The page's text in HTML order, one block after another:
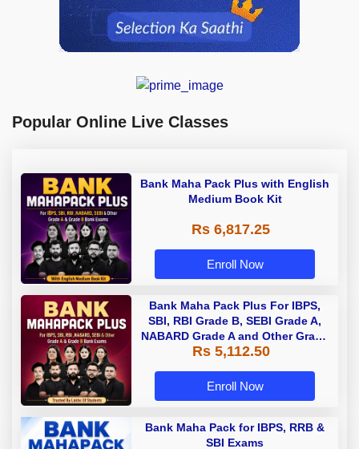
Popular Online Live Classes
Bank Maha Pack Plus with English
Medium Book Kit
Rs 6,817.25
Enroll Now
Bank Maha Pack Plus For IBPS,
SBI, RBI Grade B, SEBI Grade A,
NABARD Grade A and Other Grade
A & Grade B Bank Exams
Rs 5,112.50
Enroll Now
Bank Maha Pack for IBPS, RRB &
SBI Exams